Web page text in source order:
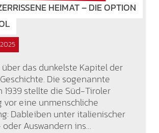
HEIMAT – DIE OPTION
über das dunkelste Kapitel der
Die sogenannte
1939 stellte die Süd-Tiroler
vor eine unmenschliche
Dableiben unter italienischer
Auswandern ins…